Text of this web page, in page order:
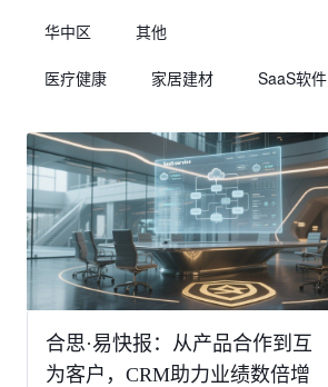
华中区 其他
医疗健康 家居建材 SaaS软件
合思·易快报：从产品合作到互
为客户，CRM助力业绩数倍增